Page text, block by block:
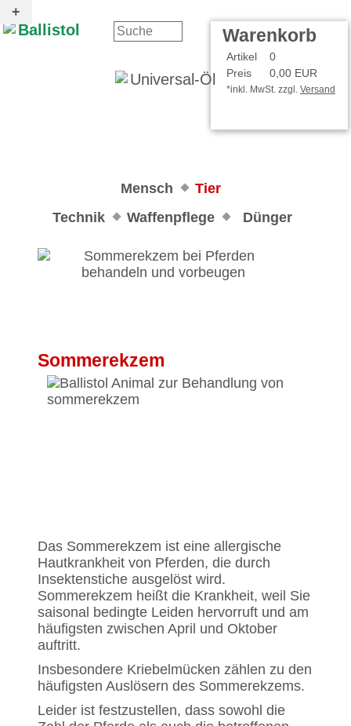
Warenkorb
Artikel
0
Preis
0,00 EUR
*inkl. MwSt. zzgl. Versand
Mensch
Tier
Technik
Waffenpflege Dünger
Sommerekzem
Das Sommerekzem ist eine allergische
Hautkrankheit von Pferden, die durch
Insektenstiche ausgelöst wird.
Sommerekzem heißt die Krankheit, weil Sie
saisonal bedingte Leiden hervorruft und am
häufigsten zwischen April und Oktober
auftritt.
Insbesondere Kriebelmücken zählen zu den
häufigsten Auslösern des Sommerekzems.
Leider ist festzustellen, dass sowohl die